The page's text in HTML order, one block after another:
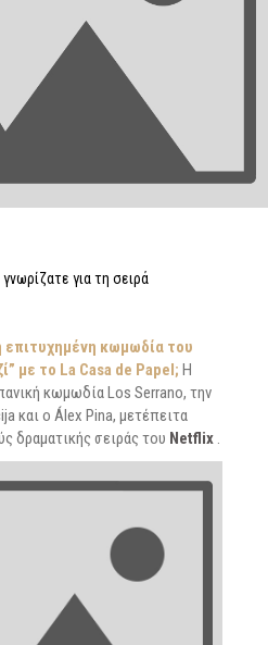
για τη σειρά
επιτυχημένη κωμωδία του
με το La Casa de Papel; Η
κωμωδία Los Serrano, την
και ο Álex Pina, μετέπειτα
δραματικής σειράς του Netflix .